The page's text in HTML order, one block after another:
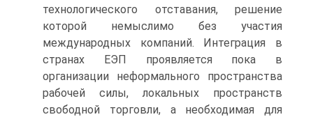
технологического отставания, решение
которой немыслимо без участия
международных компаний. Интеграция в
странах ЕЭП проявляется пока в
организации неформального пространства
рабочей силы, локальных пространств
свободной торговли, а необходимая для